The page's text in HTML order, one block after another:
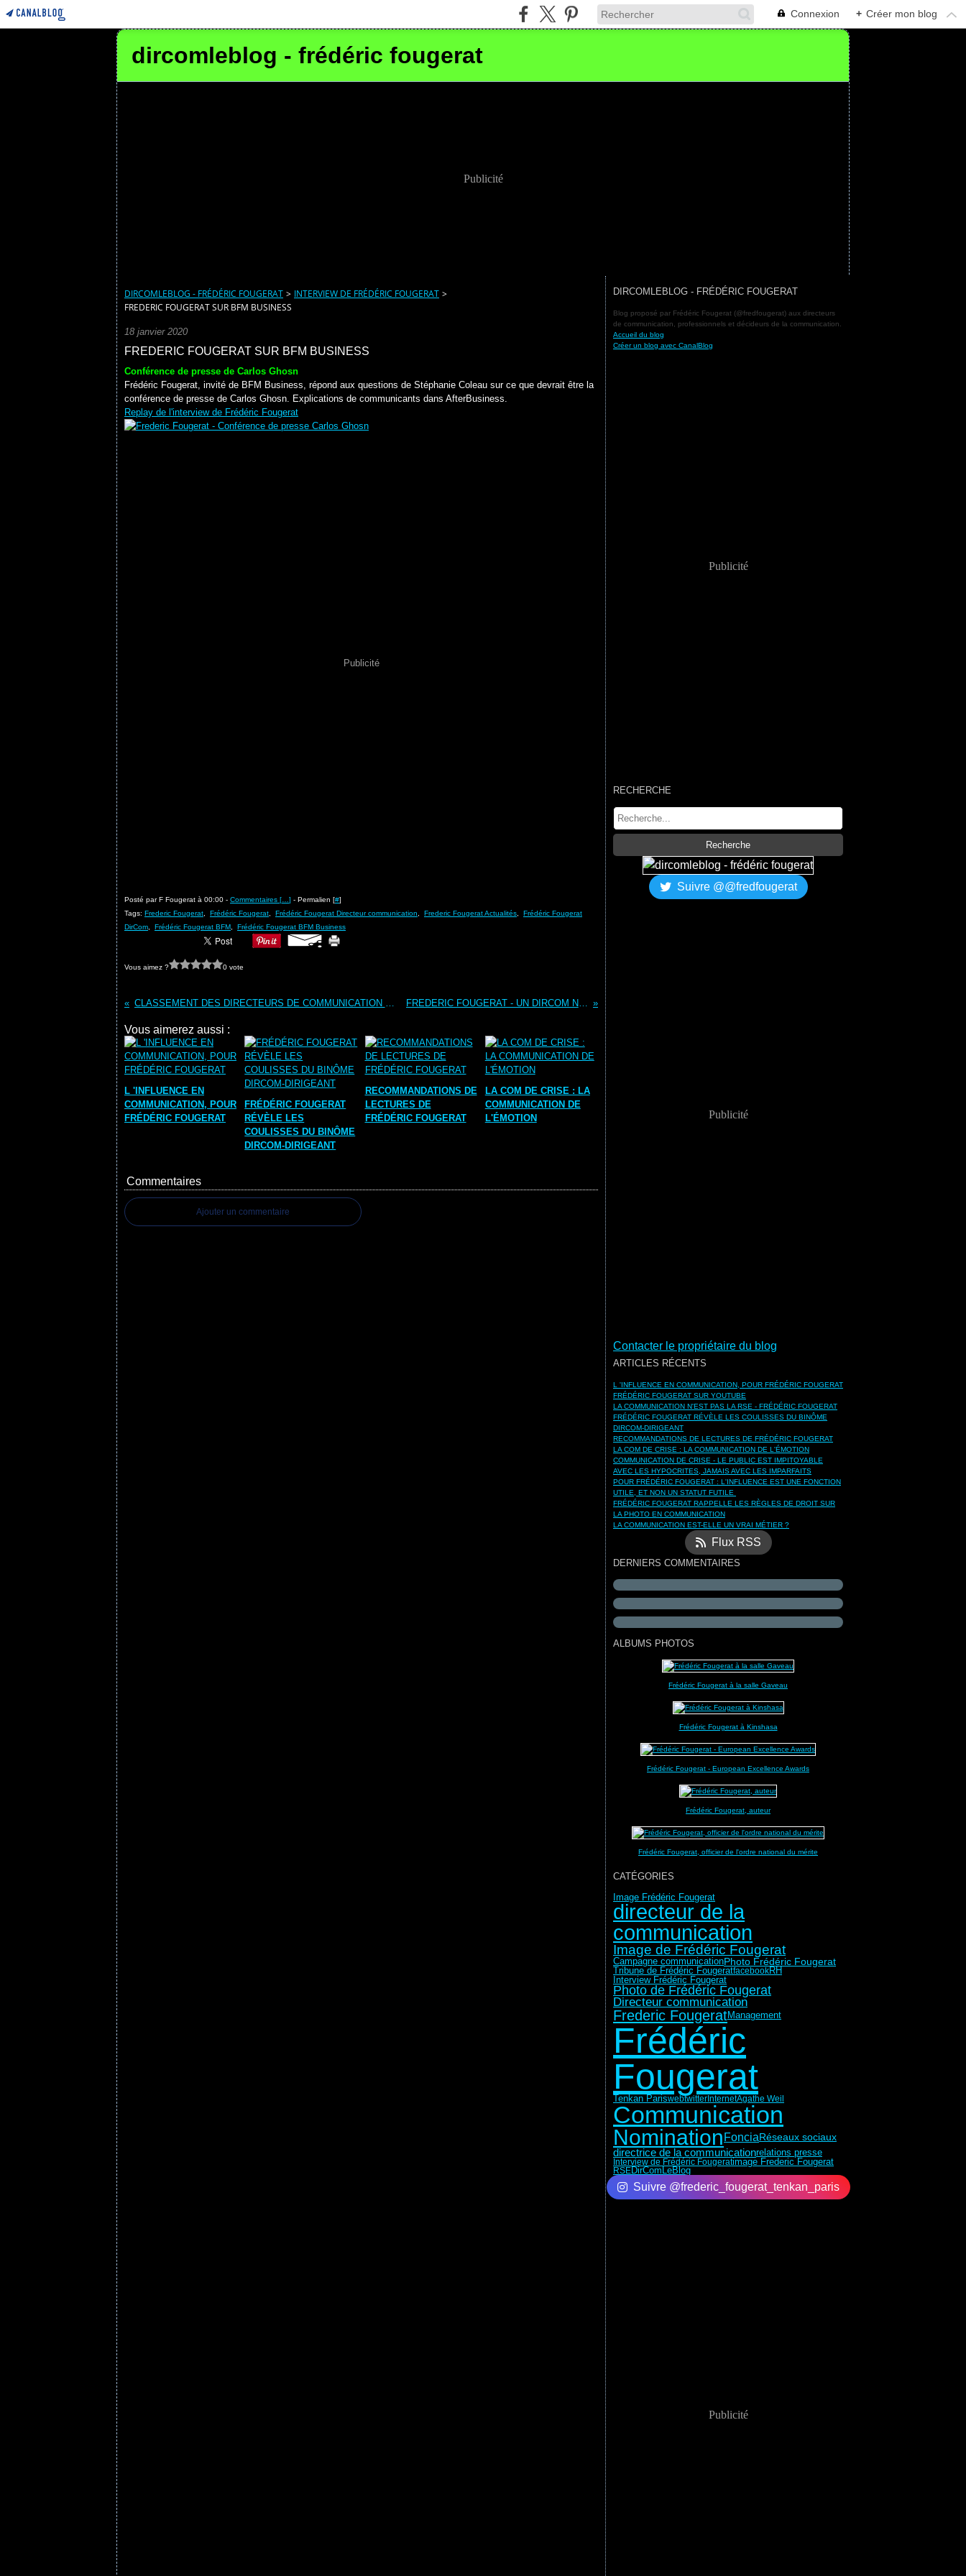
Connexion + Créer mon blog
dircomleblog - frédéric fougerat
Publicité
DIRCOMLEBLOG - FRÉDÉRIC FOUGERAT > INTERVIEW DE FRÉDÉRIC FOUGERAT >
FREDERIC FOUGERAT SUR BFM BUSINESS
18 janvier 2020
FREDERIC FOUGERAT SUR BFM BUSINESS
Conférence de presse de Carlos Ghosn
Frédéric Fougerat, invité de BFM Business, répond aux questions de Stéphanie Coleau sur ce que devrait être la
conférence de presse de Carlos Ghosn. Explications de communicants dans AfterBusiness.
Replay de l'interview de Frédéric Fougerat
Publicité
Posté par F Fougerat à 00:00 - Commentaires [ ] - Permalien [#]
Tags: Frederic Fougerat Frédéric Fougerat Frédéric Fougerat Directeur communication Frederic Fougerat Actualités
Frédéric Fougerat
DirCom
Frédéric Fougerat BFM Frédéric Fougerat BFM Business
Vous aimez ? 0 vote
CLASSEMENT DES DIRECTEURS DE COMMUNICATION LES PLUS INFLUENTS SUR TWITTER FREDERIC FOUGERAT - UN DIRCOM N'EST PAS UN DEMOCRATE
Vous aimerez aussi :
L 'INFLUENCE EN
COMMUNICATION, POUR
FRÉDÉRIC FOUGERAT
FRÉDÉRIC FOUGERAT
RÉVÈLE LES
COULISSES DU BINÔME
DIRCOM-DIRIGEANT
RECOMMANDATIONS DE
LECTURES DE
FRÉDÉRIC FOUGERAT
LA COM DE CRISE : LA
COMMUNICATION DE
L'ÉMOTION
Commentaires
Ajouter un commentaire
DIRCOMLEBLOG - FRÉDÉRIC FOUGERAT
Blog proposé par Frédéric Fougerat (@fredfougerat) aux directeurs
de communication, professionnels et décideurs de la communication.
Accueil du blog
Créer un blog avec CanalBlog
Publicité
RECHERCHE
Suivre @@fredfougerat
Publicité
Contacter le propriétaire du blog
ARTICLES RÉCENTS
L 'INFLUENCE EN COMMUNICATION, POUR FRÉDÉRIC FOUGERAT
FRÉDÉRIC FOUGERAT SUR YOUTUBE
LA COMMUNICATION N'EST PAS LA RSE - FRÉDÉRIC FOUGERAT
FRÉDÉRIC FOUGERAT RÉVÈLE LES COULISSES DU BINÔME
DIRCOM-DIRIGEANT
RECOMMANDATIONS DE LECTURES DE FRÉDÉRIC FOUGERAT
LA COM DE CRISE : LA COMMUNICATION DE L'ÉMOTION
COMMUNICATION DE CRISE - LE PUBLIC EST IMPITOYABLE
AVEC LES HYPOCRITES, JAMAIS AVEC LES IMPARFAITS
POUR FRÉDÉRIC FOUGERAT : L'INFLUENCE EST UNE FONCTION
UTILE, ET NON UN STATUT FUTILE
FRÉDÉRIC FOUGERAT RAPPELLE LES RÈGLES DE DROIT SUR
LA PHOTO EN COMMUNICATION
LA COMMUNICATION EST-ELLE UN VRAI MÉTIER ?
Flux RSS
DERNIERS COMMENTAIRES
ALBUMS PHOTOS
Frédéric Fougerat à la salle Gaveau
Frédéric Fougerat à Kinshasa
Frédéric Fougerat - European Excellence Awards
Frédéric Fougerat, auteur
Frédéric Fougerat, officier de l'ordre national du mérite
CATÉGORIES
Image Frédéric Fougerat
directeur de la
communication
Image de Frédéric Fougerat
Campagne communicationPhoto Frédéric Fougerat
Tribune de Frédéric FougeratfacebookRH
Interview Frédéric Fougerat
Photo de Frédéric Fougerat
Directeur communication
Frederic FougeratManagement
Frédéric
Fougerat
Tenkan Pariswebtwitter InternetAgathe Weil
Communication
Nomination FonciaRéseaux sociaux
directrice de la communicationrelations presse
Interview de Frédéric Fougeratimage Frederic Fougerat
RSEDirComLeBlog
Suivre @frederic_fougerat_tenkan_paris
Publicité